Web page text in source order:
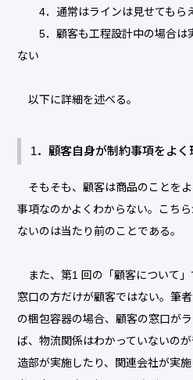
4．通常はラインは見せてもら
5．顧客も工程設計中の場合は
ない
以下に詳細を述べる。
1．顧客自身が制約事項をよく
そもそも、顧客は商品のことを
事項なのかよくわからない。こち
ないのは当たり前のことである。
また、第1 回の「顧客について
窓口の方だけが顧客ではない。筆
の梱包容器の場合、顧客の窓口が
ば、物流関係はわかっていないの
造部が実施したり、関連会社が実